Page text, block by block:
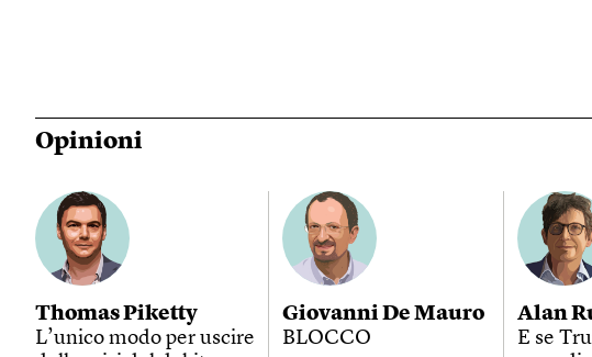
Opinioni
Thomas Piketty
L’unico modo per uscire
Giovanni De Mauro
BLOCCO
Alan
E se